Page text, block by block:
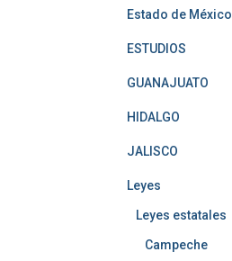
Estado de México
ESTUDIOS
GUANAJUATO
HIDALGO
JALISCO
Leyes
Leyes estatales
Campeche